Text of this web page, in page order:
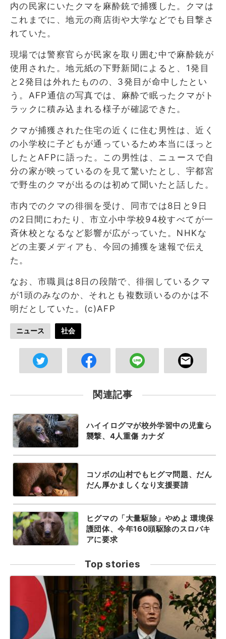
内の民家にいたクマを麻酔銃で捕獲した。クマは
これまでに、地元の商店街や大学などでも目撃さ
れていた。
現場では警察官らが民家を取り囲む中で麻酔銃が
使用された。地元紙の下野新聞によると、1発目
と2発目は外れたものの、3発目が命中したとい
う。AFP通信の写真では、麻酔で眠ったクマがト
ラックに積み込まれる様子が確認できた。
クマが捕獲された住宅の近くに住む男性は、近く
の小学校に子どもが通っているため本当にほっと
したとAFPに語った。この男性は、ニュースで自
分の家が映っているのを見て驚いたとし、宇都宮
で野生のクマが出るのは初めて聞いたと話した。
市内でのクマの徘徊を受け、同市では8日と9日
の2日間にわたり、市立小中学校94校すべてが一
斉休校となるなど影響が広がっていた。NHKな
どの主要メディアも、今回の捕獲を速報で伝え
た。
なお、市職員は8日の段階で、徘徊しているクマ
が1頭のみなのか、それとも複数頭いるのかは不
明だとしていた。(c)AFP
ニュース 社会
関連記事
ハイイログマが校外学習中の児童ら
襲撃、4人重傷 カナダ
コソボの山村でもヒグマ問題、だん
だん厚かましくなり支援要請
ヒグマの「大量駆除」やめよ 環境保
護団体、今年160頭駆除のスロバキ
アに要求
Top stories